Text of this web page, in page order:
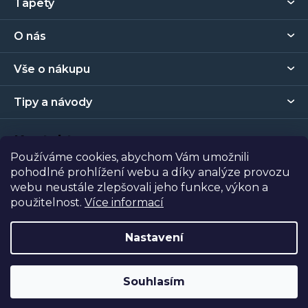
Používáme cookies, abychom Vám umožnili
pohodlné prohlížení webu a díky analýze provozu
webu neustále zlepšovali jeho funkce, výkon a
použitelnost. Více informací
Nastavení
Souhlasím
a
í
Tapety
O nás
Vše o nákupu
Tipy a návody
Kontakt
Prodejna
Vytvořil Shoptet| NakódovalShopcode
Copyright 2026Tapety Metro Florenc. Všechna práva
vyhrazena.
Odstoupit od smlouvy